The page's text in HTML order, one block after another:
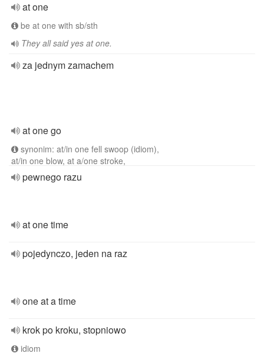
at one
be at one with sb/sth
They all said yes at one.
za jednym zamachem
at one go
synonim: at/in one fell swoop (idiom),
at/in one blow, at a/one stroke,
pewnego razu
at one time
pojedynczo, jeden na raz
one at a time
krok po kroku, stopniowo
idiom